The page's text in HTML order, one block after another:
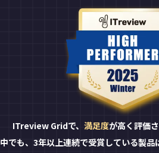
ITreview Gridで、 満足度が高く評価
中でも、3年以上連続で受賞している製品